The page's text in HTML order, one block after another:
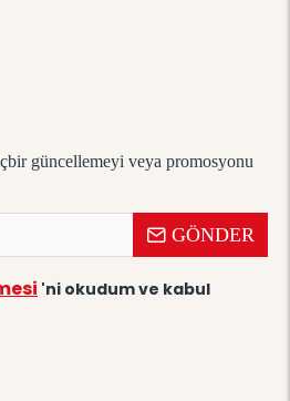
güncellemeyi veya promosyonu
GÖNDER
'ni okudum ve kabul